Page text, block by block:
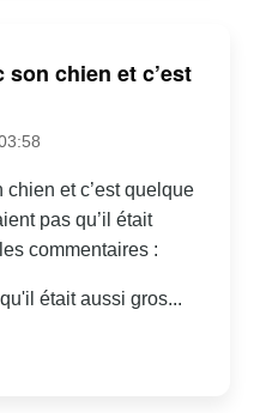
son chien et c’est
et c’est quelque
pas qu’il était
commentaires :
était aussi gros...